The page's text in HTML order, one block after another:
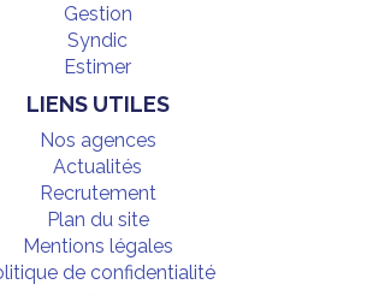
Gestion
Syndic
Estimer
LIENS UTILES
Nos agences
Actualités
Recrutement
Plan du site
Mentions légales
de confidentialité